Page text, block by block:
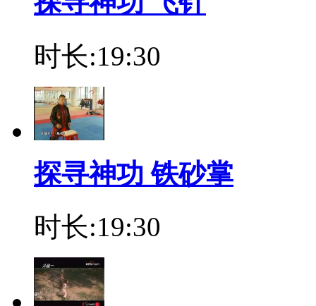
时长:19:30
探寻神功 铁砂掌
时长:19:30